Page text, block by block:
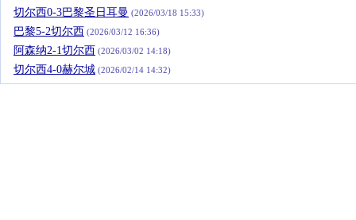
切尔西0-3巴黎圣日耳曼 (2026/03/18 15:33)
巴黎5-2切尔西 (2026/03/12 16:36)
阿森纳2-1切尔西 (2026/03/02 14:18)
切尔西4-0赫尔城 (2026/02/14 14:32)